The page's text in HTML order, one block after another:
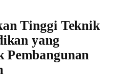
Tinggi Teknik
yang